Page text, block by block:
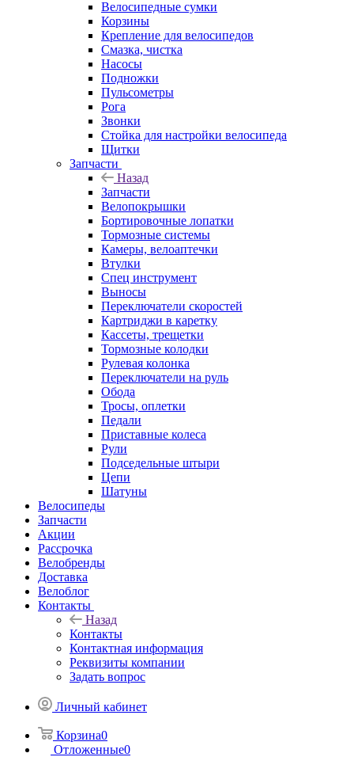
Велосипедные сумки
Корзины
Крепление для велосипедов
Смазка, чистка
Насосы
Подножки
Пульсометры
Рога
Звонки
Стойка для настройки велосипеда
Щитки
Запчасти
Назад
Запчасти
Велопокрышки
Бортировочные лопатки
Тормозные системы
Камеры, велоаптечки
Втулки
Спец инструмент
Выносы
Переключатели скоростей
Картриджи в каретку
Кассеты, трещетки
Тормозные колодки
Рулевая колонка
Переключатели на руль
Обода
Тросы, оплетки
Педали
Приставные колеса
Рули
Подседельные штыри
Цепи
Шатуны
Велосипеды
Запчасти
Акции
Рассрочка
Велобренды
Доставка
Велоблог
Контакты
Назад
Контакты
Контактная информация
Реквизиты компании
Задать вопрос
Личный кабинет
Корзина0
Отложенные0